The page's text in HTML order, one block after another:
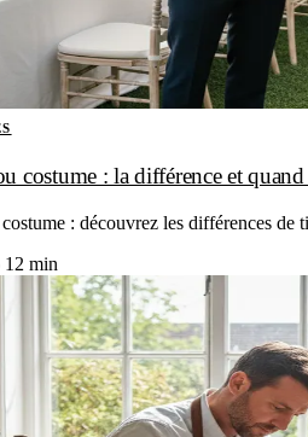
costume : la différence et
: découvrez les différences de
12 min